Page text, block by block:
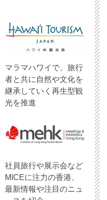
マラマハワイで、旅行
者と共に自然や文化を
継承していく再生型観
光を推進
社員旅行や展示会など
MICEに注力の香港、
最新情報や注目のニュ